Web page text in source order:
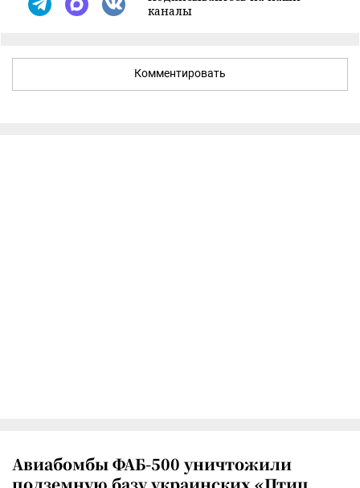
каналы
Комментировать
Авиабомбы ФАБ-500 уничтожили
подземную базу украинских «Птиц